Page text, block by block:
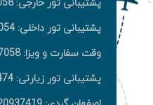
پشتیبانی تور خارجی: 09137267058
پشتیبانی تور داخلی: 09137267054
وقت سفارت و ویزا: 09137267058
پشتیبانی تور زیارتی: 09136489474